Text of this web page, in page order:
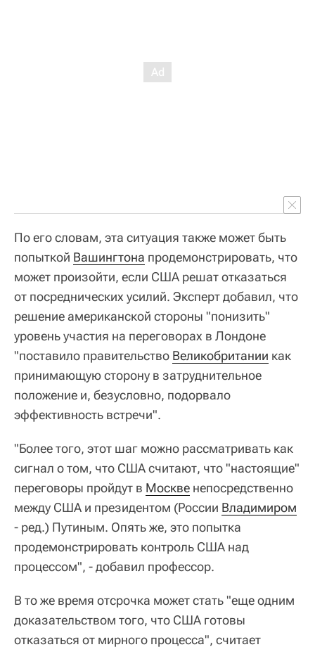
По его словам, эта ситуация также может быть
попыткой Вашингтона продемонстрировать, что
может произойти, если США решат отказаться
от посреднических усилий. Эксперт добавил, что
решение американской стороны "понизить"
уровень участия на переговорах в Лондоне
"поставило правительство Великобритании как
принимающую сторону в затруднительное
положение и, безусловно, подорвало
эффективность встречи".
"Более того, этот шаг можно рассматривать как
сигнал о том, что США считают, что "настоящие"
переговоры пройдут в Москве непосредственно
между США и президентом (России Владимиром
- ред.) Путиным. Опять же, это попытка
продемонстрировать контроль США над
процессом", - добавил профессор.
В то же время отсрочка может стать "еще одним
доказательством того, что США готовы
отказаться от мирного процесса", считает